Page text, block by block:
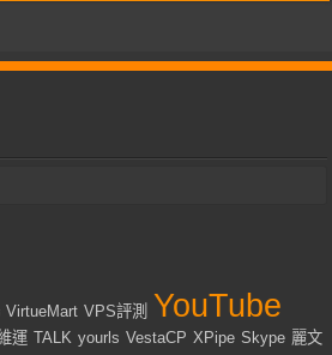
VirtueMart VPS評測 YouTube
運 TALK yourls VestaCP XPipe Skype 麗文